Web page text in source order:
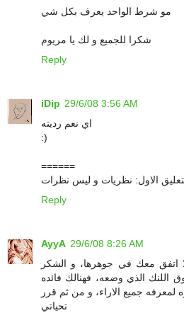
مو شرط الواحد يعرف بكل شي
شكرا للجميع و لك يا مريوم
Reply
iDip 29/6/08 3:56 AM
اي نعم رديته
:)
======
الاول: نظريات و ليس نظرات
Reply
AyyA 29/6/08 8:26 AM
اتفق معك في جوهرها، و الشكر
اللنك الذي وضعه، فهنالك فائده
لمعرفه جميع الاراء، و من ثم قرر
تحياتي